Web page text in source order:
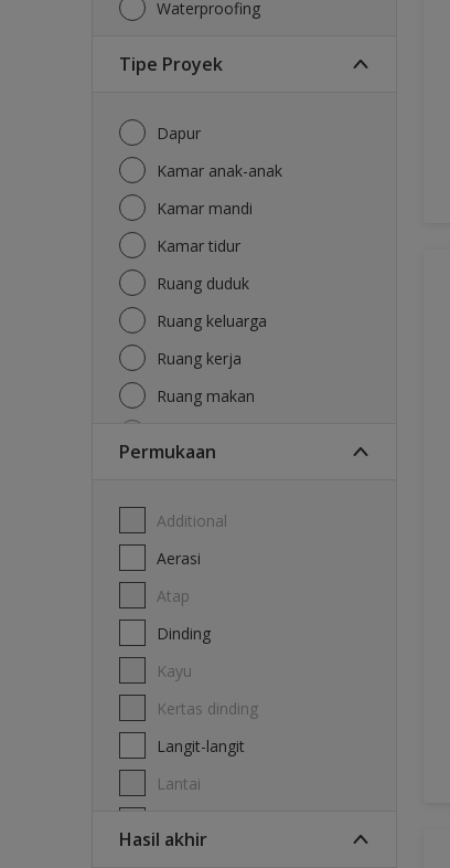
Waterproofing
Tipe Proyek
Dapur
Kamar anak-anak
Kamar mandi
Kamar tidur
Ruang duduk
Ruang keluarga
Ruang kerja
Ruang makan
Permukaan
Additional
Aerasi
Atap
Dinding
Kayu
Kertas dinding
Langit-langit
Lantai
Hasil akhir